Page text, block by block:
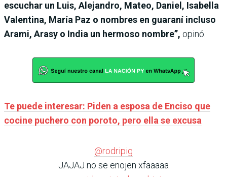
escuchar un Luis, Alejandro, Mateo, Daniel, Isabella
Valentina, María Paz o nombres en guaraní incluso
Arami, Arasy o India un hermoso nombre”, opinó.
Te puede interesar: Piden a esposa de Enciso que
cocine puchero con poroto, pero ella se excusa
@rodripig
JAJAJ no se enojen xfaaaaa